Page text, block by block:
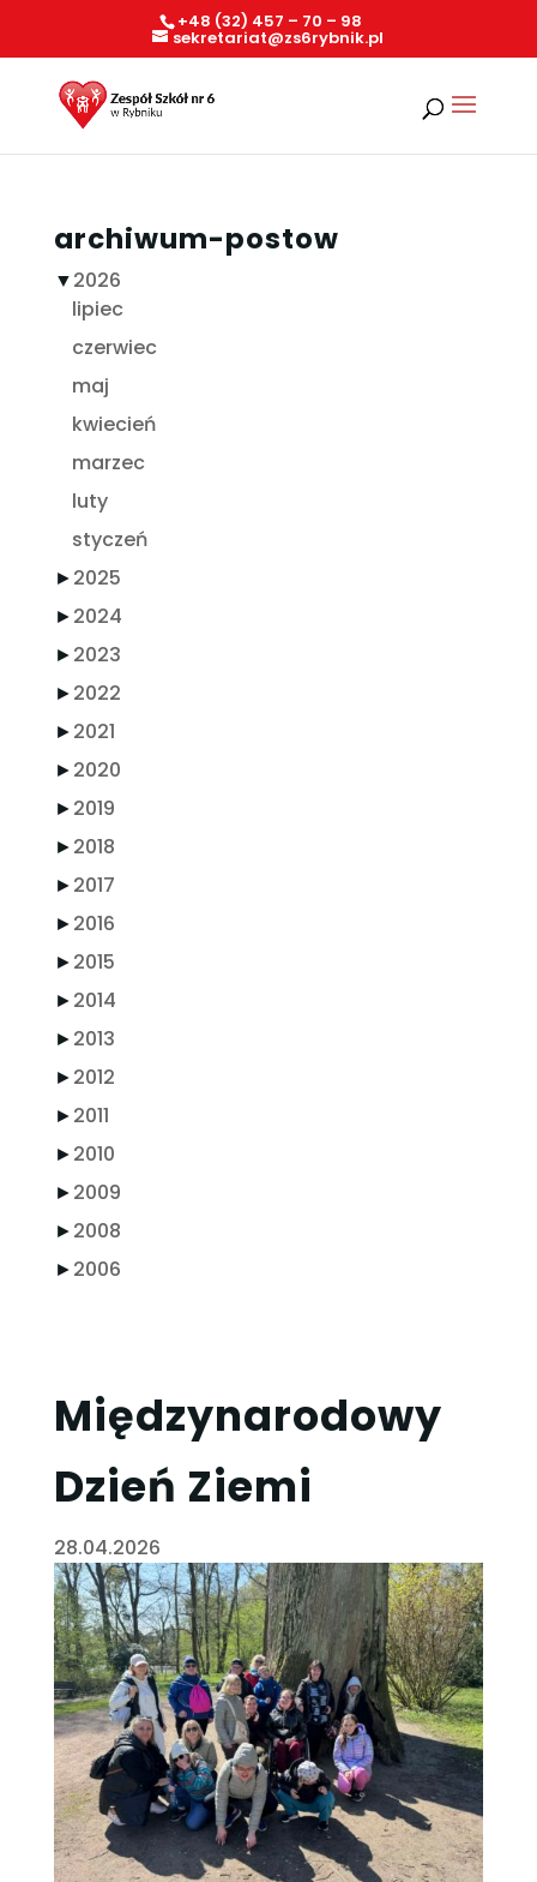
+48 (32) 457 – 70 – 98
sekretariat@zs6rybnik.pl
archiwum-postow
▼2026
lipiec
czerwiec
maj
kwiecień
marzec
luty
styczeń
►2025
►2024
►2023
►2022
►2021
►2020
►2019
►2018
►2017
►2016
►2015
►2014
►2013
►2012
►2011
►2010
►2009
►2008
►2006
Międzynarodowy
Dzień Ziemi
28.04.2026